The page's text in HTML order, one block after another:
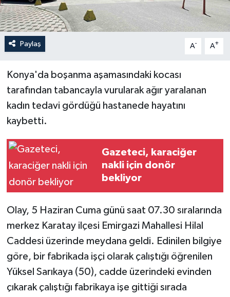
Paylaş A- A+
Konya'da boşanma aşamasındaki kocası
tarafından tabancayla vurularak ağır yaralanan
kadın tedavi gördüğü hastanede hayatını
kaybetti.
Gazeteci, karaciğer
nakli için donör
bekliyor
Olay, 5 Haziran Cuma günü saat 07.30 sıralarında
merkez Karatay ilçesi Emirgazi Mahallesi Hilal
Caddesi üzerinde meydana geldi. Edinilen bilgiye
göre, bir fabrikada işçi olarak çalıştığı öğrenilen
Yüksel Sarıkaya (50), cadde üzerindeki evinden
çıkarak çalıştığı fabrikaya işe gittiği sırada